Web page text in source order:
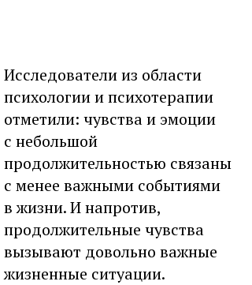
Исследователи из области
психологии и психотерапии
отметили: чувства и эмоции
с небольшой
продолжительностью связаны
с менее важными событиями
в жизни. И напротив,
продолжительные чувства
вызывают довольно важные
жизненные ситуации.